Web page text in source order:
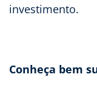
investimento.
Conheça bem